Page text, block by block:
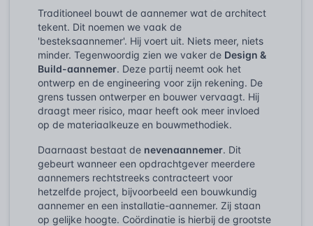
Traditioneel bouwt de aannemer wat de architect
tekent. Dit noemen we vaak de
'besteksaannemer'. Hij voert uit. Niets meer, niets
minder. Tegenwoordig zien we vaker de Design &
Build-aannemer. Deze partij neemt ook het
ontwerp en de engineering voor zijn rekening. De
grens tussen ontwerper en bouwer vervaagt. Hij
draagt meer risico, maar heeft ook meer invloed
op de materiaalkeuze en bouwmethodiek.
Daarnaast bestaat de nevenaannemer. Dit
gebeurt wanneer een opdrachtgever meerdere
aannemers rechtstreeks contracteert voor
hetzelfde project, bijvoorbeeld een bouwkundig
aannemer en een installatie-aannemer. Zij staan
op gelijke hoogte. Coördinatie is hierbij de grootste